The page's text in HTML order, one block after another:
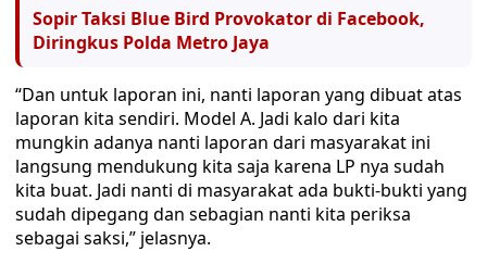
Sopir Taksi Blue Bird Provokator di Facebook,
Diringkus Polda Metro Jaya
“Dan untuk laporan ini, nanti laporan yang dibuat atas
laporan kita sendiri. Model A. Jadi kalo dari kita
mungkin adanya nanti laporan dari masyarakat ini
langsung mendukung kita saja karena LP nya sudah
kita buat. Jadi nanti di masyarakat ada bukti-bukti yang
sudah dipegang dan sebagian nanti kita periksa
sebagai saksi,” jelasnya.